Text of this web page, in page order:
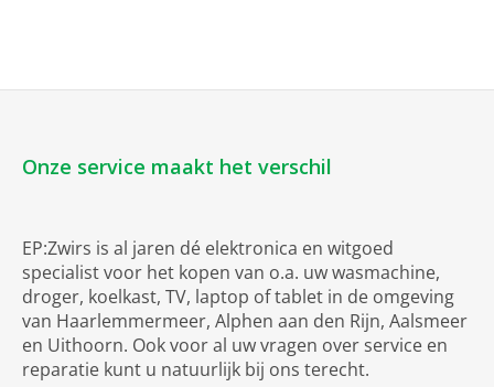
Onze service maakt het verschil
EP:Zwirs is al jaren dé elektronica en witgoed
specialist voor het kopen van o.a. uw wasmachine,
droger, koelkast, TV, laptop of tablet in de omgeving
van Haarlemmermeer, Alphen aan den Rijn, Aalsmeer
en Uithoorn. Ook voor al uw vragen over service en
reparatie kunt u natuurlijk bij ons terecht.